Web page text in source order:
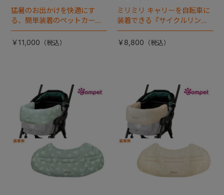
猛暑のお出かけを快適にす
る、簡単装着のペットカート
専用ダブル送風ファンが登
場。
￥11,000
ミリミリ キャリーを自転車に
装着できる『サイクルリン
ク』が登場！
￥8,800